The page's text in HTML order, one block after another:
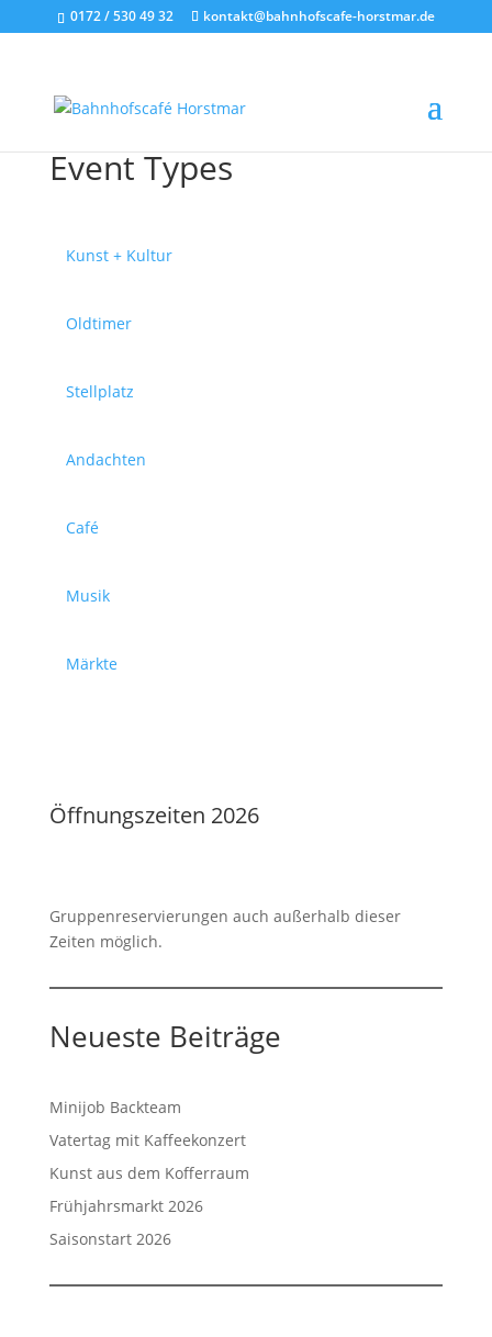
0172 / 530 49 32 kontakt@bahnhofscafe-horstmar.de
Event Types
Kunst + Kultur
Oldtimer
Stellplatz
Andachten
Café
Musik
Märkte
Öffnungszeiten 2026
Gruppenreservierungen auch außerhalb dieser
Zeiten möglich.
Neueste Beiträge
Minijob Backteam
Vatertag mit Kaffeekonzert
Kunst aus dem Kofferraum
Frühjahrsmarkt 2026
Saisonstart 2026